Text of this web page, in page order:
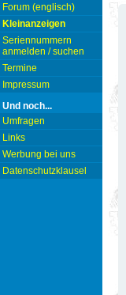
Forum (englisch)
Kleinanzeigen
Seriennummern
anmelden / suchen
Termine
Impressum
Und noch...
Umfragen
Links
Werbung bei uns
Datenschutzklausel